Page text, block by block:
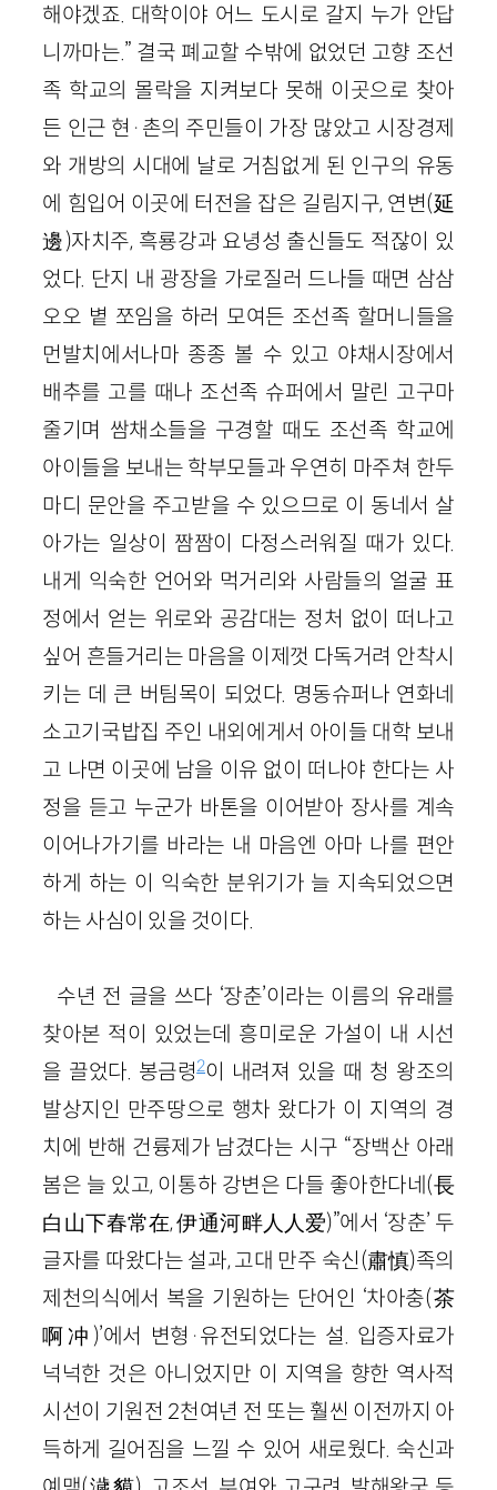
해야겠죠. 대학이야 어느 도시로 갈지 누가 안답
니까마는.” 결국 폐교할 수밖에 없었던 고향 조선
족 학교의 몰락을 지켜보다 못해 이곳으로 찾아
든 인근 현·촌의 주민들이 가장 많았고 시장경제
와 개방의 시대에 날로 거침없게 된 인구의 유동
에 힘입어 이곳에 터전을 잡은 길림지구, 연변(延
邊)자치주, 흑룡강과 요녕성 출신들도 적잖이 있
었다. 단지 내 광장을 가로질러 드나들 때면 삼삼
오오 볕 쪼임을 하러 모여든 조선족 할머니들을
먼발치에서나마 종종 볼 수 있고 야채시장에서
배추를 고를 때나 조선족 슈퍼에서 말린 고구마
줄기며 쌈채소들을 구경할 때도 조선족 학교에
아이들을 보내는 학부모들과 우연히 마주쳐 한두
마디 문안을 주고받을 수 있으므로 이 동네서 살
아가는 일상이 짬짬이 다정스러워질 때가 있다.
내게 익숙한 언어와 먹거리와 사람들의 얼굴 표
정에서 얻는 위로와 공감대는 정처 없이 떠나고
싶어 흔들거리는 마음을 이제껏 다독거려 안착시
키는 데 큰 버팀목이 되었다. 명동슈퍼나 연화네
소고기국밥집 주인 내외에게서 아이들 대학 보내
고 나면 이곳에 남을 이유 없이 떠나야 한다는 사
정을 듣고 누군가 바톤을 이어받아 장사를 계속
이어나가기를 바라는 내 마음엔 아마 나를 편안
하게 하는 이 익숙한 분위기가 늘 지속되었으면
하는 사심이 있을 것이다.
수년 전 글을 쓰다 ‘장춘’이라는 이름의 유래를
찾아본 적이 있었는데 흥미로운 가설이 내 시선
을 끌었다. 봉금령2이 내려져 있을 때 청 왕조의
발상지인 만주땅으로 행차 왔다가 이 지역의 경
치에 반해 건륭제가 남겼다는 시구 “장백산 아래
봄은 늘 있고, 이통하 강변은 다들 좋아한다네(長
白山下春常在, 伊通河畔人人爱)”에서 ‘장춘’ 두
글자를 따왔다는 설과, 고대 만주 숙신(肅慎)족의
제천의식에서 복을 기원하는 단어인 ‘차아충(茶
啊冲)’에서 변형·유전되었다는 설. 입증자료가
넉넉한 것은 아니었지만 이 지역을 향한 역사적
시선이 기원전 2천여년 전 또는 훨씬 이전까지 아
득하게 길어짐을 느낄 수 있어 새로웠다. 숙신과